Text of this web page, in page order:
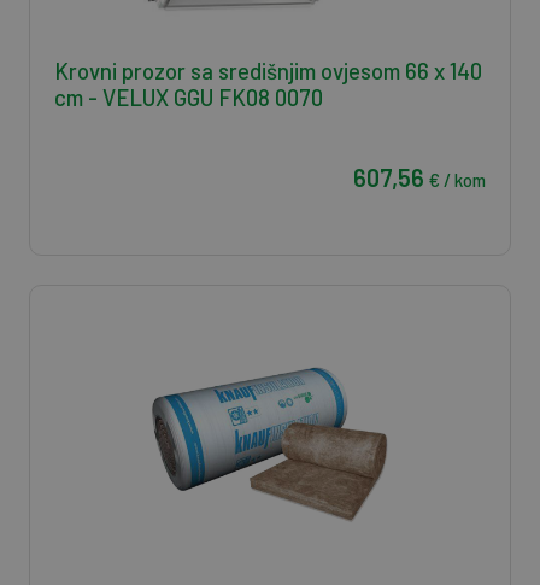
Krovni prozor sa središnjim ovjesom 66 x 140
cm - VELUX GGU FK08 0070
607,56 € / kom